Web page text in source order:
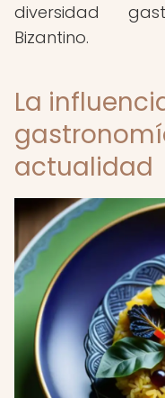
diversidad
Bizantino.
La
actualidad